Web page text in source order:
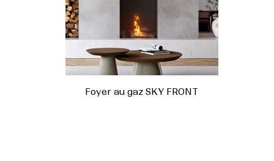
Foyer au gaz SKY FRONT